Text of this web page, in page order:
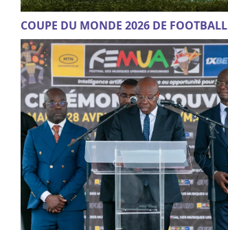
COUPE DU MONDE 2026 DE FOOTBALL